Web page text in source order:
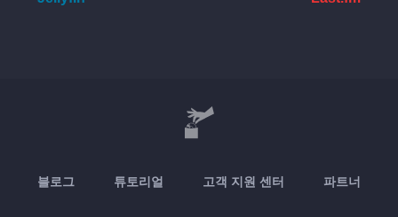
블로그 튜토리얼 고객 지원 센터 파트너